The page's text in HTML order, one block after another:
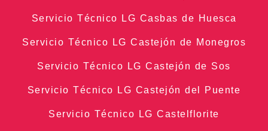
Servicio Técnico LG Casbas de Huesca
Servicio Técnico LG Castejón de Monegros
Servicio Técnico LG Castejón de Sos
Servicio Técnico LG Castejón del Puente
Servicio Técnico LG Castelflorite